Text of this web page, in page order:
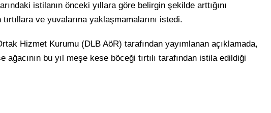
istilanın önceki yıllara göre belirgin şekilde arttığını
ve yuvalarına yaklaşmamalarını istedi.
Hizmet Kurumu (DLB AöR) tarafından yayımlanan açıklamada,
ağacının bu yıl meşe kese böceği tırtılı tarafından istila edildiği